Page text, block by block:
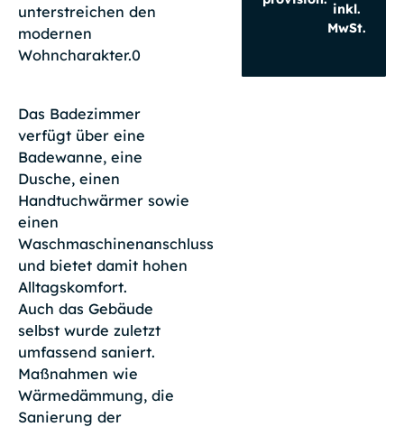
unterstreichen den
modernen
Wohncharakter.0
Das Badezimmer
verfügt über eine
Badewanne, eine
Dusche, einen
Handtuchwärmer sowie
einen
Waschmaschinenanschluss
und bietet damit hohen
Alltagskomfort.
Auch das Gebäude
selbst wurde zuletzt
umfassend saniert.
Maßnahmen wie
Wärmedämmung, die
Sanierung der
inkl.
MwSt.